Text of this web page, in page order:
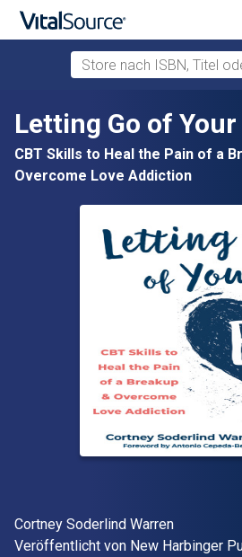
Zum Hauptinhalt springen
Store nach ISBN, Titel oder
Letting Go of Your
CBT Skills to Heal the Pain of a
Overcome Love Addiction
Autor(en)
Cortney Soderlind Warren
Verleger
Veröffentlicht von New Harbinger